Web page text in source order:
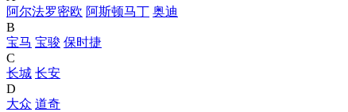
阿尔法罗密欧 阿斯顿马丁 奥迪
B
宝马 宝骏 保时捷
C
长城 长安
D
大众 道奇